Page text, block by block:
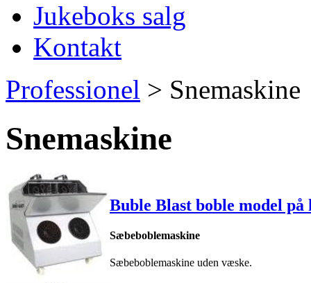
Jukeboks salg
Kontakt
Professionel > Snemaskine
Snemaskine
Buble Blast boble model
Sæbeboblemaskine
Sæbeboblemaskine uden væske.